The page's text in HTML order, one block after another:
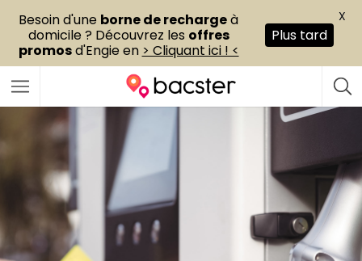
Besoin d'une borne de rechargeà
domicile ? Découvrez les offres
promosd'Engie en > Cliquant ici ! <
Plus tard
X